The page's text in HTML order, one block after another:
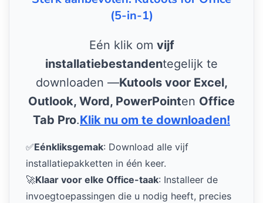
(5-in-1)
Eén klik om vijf
installatiebestandentegelijk te
downloaden —Kutools voor Excel,
Outlook, Word, PowerPointen Office
Tab Pro.Klik nu om te downloaden!
✅Eénkliksgemak: Download alle vijf
installatiepakketten in één keer.
🚀Klaar voor elke Office-taak: Installeer de
invoegtoepassingen die u nodig heeft, precies